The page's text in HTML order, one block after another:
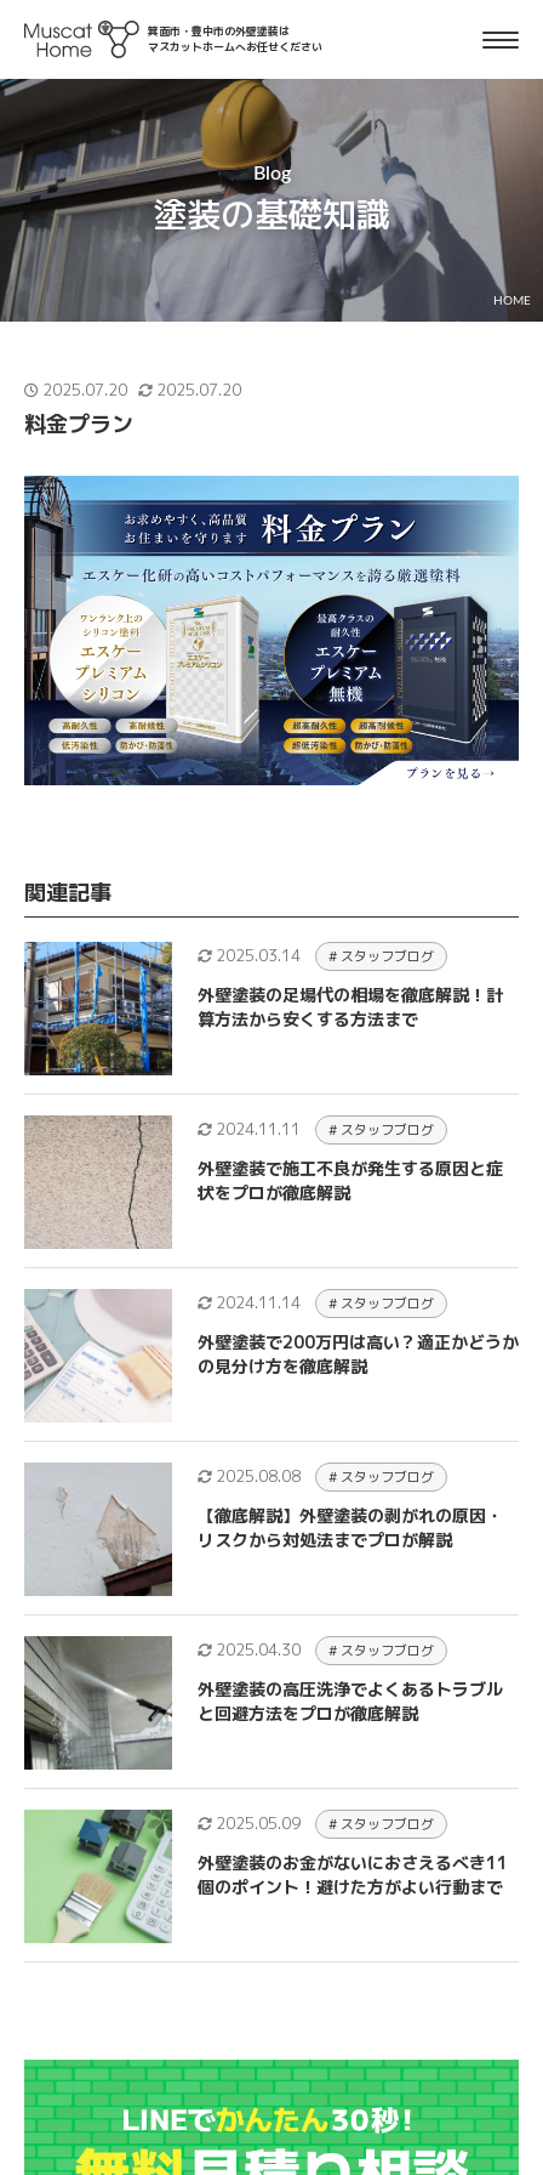
箕面市・豊中市の外壁塗装は
マスカットホームへお任せください
Blog
塗装の基礎知識
HOME
2025.07.20 2025.07.20
料金プラン
関連記事
2025.03.14 # スタッフブログ
外壁塗装の足場代の相場を徹底解説！計
算方法から安くする方法まで
2024.11.11 # スタッフブログ
外壁塗装で施工不良が発生する原因と症
状をプロが徹底解説
2024.11.14 # スタッフブログ
外壁塗装で200万円は高い？適正かどうか
の見分け方を徹底解説
2025.08.08 # スタッフブログ
【徹底解説】外壁塗装の剥がれの原因・
リスクから対処法までプロが解説
2025.04.30 # スタッフブログ
外壁塗装の高圧洗浄でよくあるトラブル
と回避方法をプロが徹底解説
2025.05.09 # スタッフブログ
外壁塗装のお金がないにおさえるべき11
個のポイント！避けた方がよい行動まで